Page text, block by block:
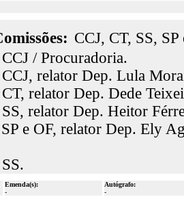
CCJ, CT, SS, SP
/ Procuradoria.
relator Dep. Lula
relator Dep. Dede
relator Dep. Heitor
e OF, relator Dep. Ely
Emenda(s):
-
Autógrafo:
-